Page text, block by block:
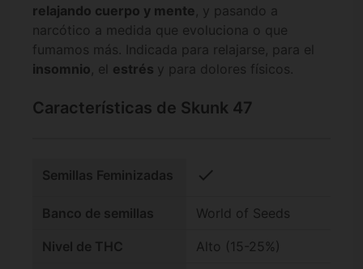
relajando cuerpo y mente , y pasando a
narcótico a medida que evoluciona o que
fumamos más. Indicada para relajarse, para el
insomnio , el estrés y para dolores físicos.
Características de Skunk 47
Semillas Feminizadas check
Banco de semillas World of Seeds
Nivel de THC Alto (15-25%)